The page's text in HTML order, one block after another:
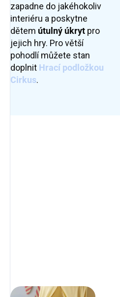
zapadne do jakéhokoliv
interiéru a poskytne
dětem útulný úkryt pro
jejich hry. Pro větší
pohodlí můžete stan
doplnit Hrací podložkou
Cirkus.